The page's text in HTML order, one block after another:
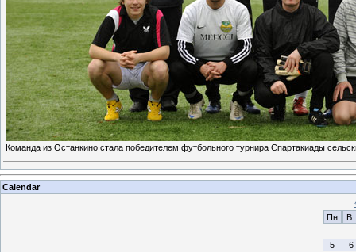
Команда из Останкино стала победителем футбольного турнира Спартакиады
Calendar
Пн
Вт
5
6